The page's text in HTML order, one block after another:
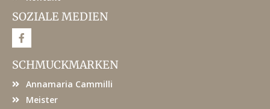
SOZIALE MEDIEN
F
a
e
b
o
SCHMUCKMARKEN
Annamaria Cammilli
Meister